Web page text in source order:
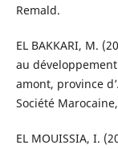
Remald.
EL BAKKARI, M.
au
amont, province
Société
EL MOUISSIA, I.